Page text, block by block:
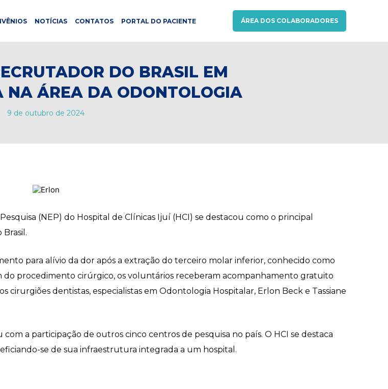
NOTÍCIAS CONTATOS PORTAL DO PACIENTE ÁREA DOS COLABORADORES
DO BRASIL EM
NA ÁREA DA ODONTOLOGIA
9 de outubro de 2024
(NEP) do Hospital de Clínicas Ijuí (HCI) se destacou como o principal
para alívio da dor após a extração do terceiro molar inferior, conhecido como
procedimento cirúrgico, os voluntários receberam acompanhamento gratuito
cirurgiões dentistas, especialistas em Odontologia Hospitalar, Erlon Beck e Tassiane
a participação de outros cinco centros de pesquisa no país. O HCI se destaca
se de sua infraestrutura integrada a um hospital.